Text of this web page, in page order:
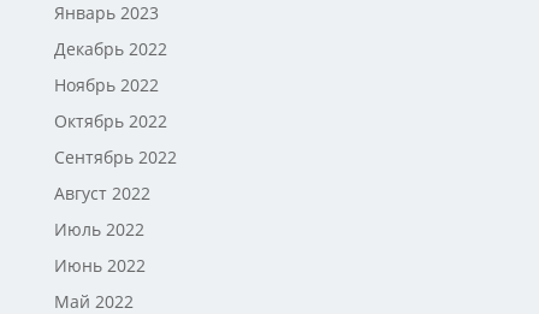
Январь 2023
Декабрь 2022
Ноябрь 2022
Октябрь 2022
Сентябрь 2022
Август 2022
Июль 2022
Июнь 2022
Май 2022